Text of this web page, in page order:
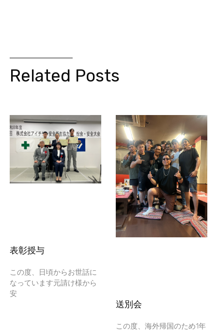
Related Posts
表彰授与
この度、日頃からお世話に
なっています元請け様から
安
送別会
この度、海外帰国のため1年